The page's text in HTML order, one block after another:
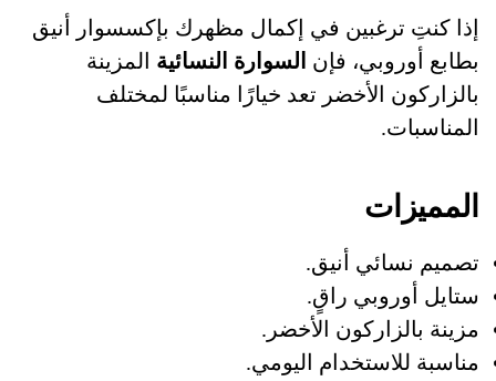
إذا كنتِ ترغبين في إكمال مظهرك بإكسسوار أنيق
بطابع أوروبي، فإن السوارة النسائية المزينة
بالزاركون الأخضر تعد خيارًا مناسبًا لمختلف
المناسبات.
المميزات
تصميم نسائي أنيق.
ستايل أوروبي راقٍ.
مزينة بالزاركون الأخضر.
مناسبة للاستخدام اليومي.